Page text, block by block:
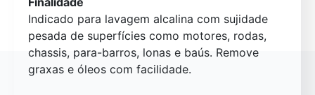
Indicado para lavagem alcalina com sujidade
pesada de superfícies como motores, rodas,
chassis, para-barros, lonas e baús. Remove
graxas e óleos com facilidade.